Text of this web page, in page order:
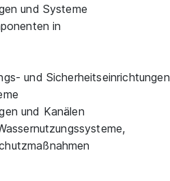
und Systeme
in
und Sicherheitseinrichtungen
und Kanälen